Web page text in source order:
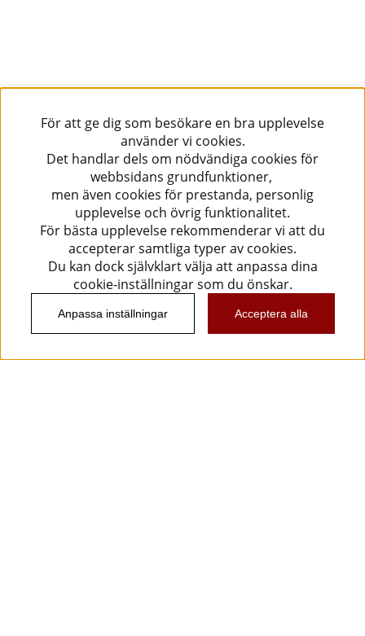
För att ge dig som besökare en bra upplevelse
använder vi cookies.
Det handlar dels om nödvändiga cookies för
webbsidans grundfunktioner,
men även cookies för prestanda, personlig
upplevelse och övrig funktionalitet.
För bästa upplevelse rekommenderar vi att du
accepterar samtliga typer av cookies.
Du kan dock självklart välja att anpassa dina
cookie-inställningar som du önskar.
Anpassa inställningar Acceptera alla